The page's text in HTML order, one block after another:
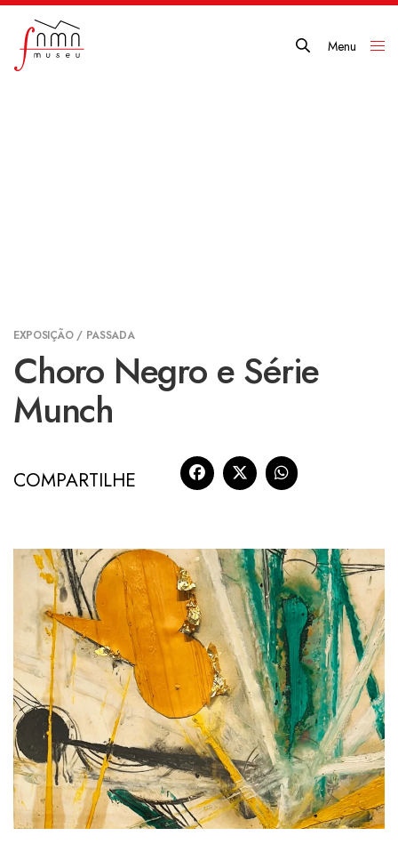
Menu
EXPOSIÇÃO / PASSADA
Choro Negro e Série
Munch
COMPARTILHE